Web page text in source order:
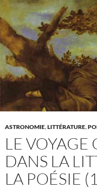
ASTRONOMIE,LITTÉRATURE,
LE
DANS LA
LA POÉSIE